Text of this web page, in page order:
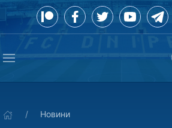
Новини